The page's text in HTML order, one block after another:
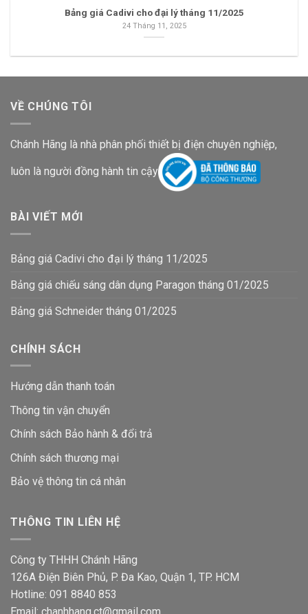
Bảng giá Cadivi cho đại lý tháng 11/2025
24 Tháng 11, 2025
VỀ CHÚNG TÔI
Chánh Hãng là nhà phân phối thiết bị điện chuyên nghiệp,
luôn là người đồng hành tin cậy
BÀI VIẾT MỚI
Bảng giá Cadivi cho đại lý tháng 11/2025
Bảng giá chiếu sáng dân dụng Paragon tháng 01/2025
Bảng giá Schneider tháng 01/2025
CHÍNH SÁCH
Hướng dẫn thanh toán
Thông tin vận chuyển
Chính sách Bảo hành & đổi trả
Chính sách thương mại
Bảo vệ thông tin cá nhân
THÔNG TIN LIÊN HỆ
Công ty THHH Chánh Hãng
126A Điện Biên Phủ, P. Đa Kao, Quận 1, TP. HCM
Hotline: 091 8840 853
Email: chanhhang.ct@gmail.com